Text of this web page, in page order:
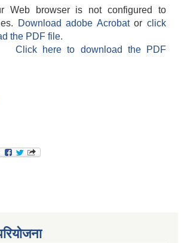
Web browser is not configured to
Download adobe Acrobatorclick
the PDF file.
Click here to download the PDF